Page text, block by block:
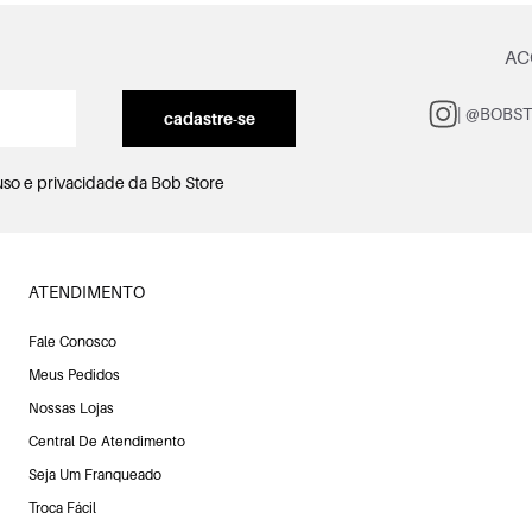
cadastre-se
e privacidadeda Bob Store
|
ATENDIMENTO
Fale Conosco
Meus Pedidos
Nossas Lojas
Central De Atendimento
Seja Um Franqueado
Troca Fácil